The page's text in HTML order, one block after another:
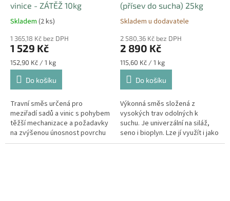
vinice - ZÁTĚŽ 10kg
Skladem (2 ks)
1 365,18 Kč bez DPH
1 529 Kč
Měrná
cena:
152,90 Kč / 1 kg
Do košíku
Travní směs určená pro
meziřadí sadů a vinic s pohybem
těžší mechanizace a požadavky
na zvýšenou únosnost povrchu
půdy. Hmotnost balení: 10kg
(přísev do sucha) 25kg
Skladem u dodavatele
2 580,36 Kč bez DPH
2 890 Kč
Měrná
cena:
115,60 Kč / 1 kg
Do košíku
Výkonná směs složená z
vysokých trav odolných k
suchu. Je univerzální na siláž,
seno i bioplyn. Lze jí využít i jako
přísev. Hmotnost balení: 25kg